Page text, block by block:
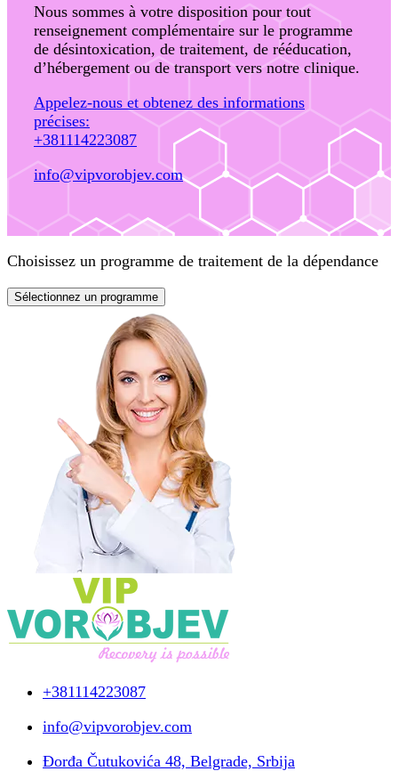
Nous sommes à votre disposition pour tout
renseignement complémentaire sur le programme
de désintoxication, de traitement, de rééducation,
d’hébergement ou de transport vers notre clinique.
Appelez-nous et obtenez des informations
précises:
+381114223087
info@vipvorobjev.com
Choisissez un programme de traitement de la dépendance
Sélectionnez un programme
+381114223087
info@vipvorobjev.com
Đorđa Čutukovića 48, Belgrade, Srbija